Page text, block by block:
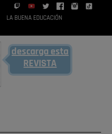
LA BUENA EDUCACIÓN
descarga esta
REVISTA